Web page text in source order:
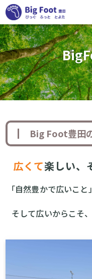
Big Foot豊田
広くて楽しい、
「自然豊かで広いこ
そして広いからこそ